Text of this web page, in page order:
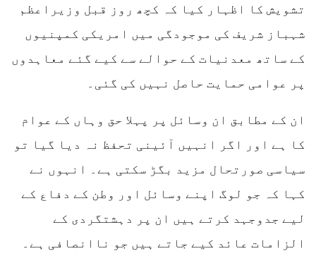
تشویش کا اظہار کیا کہ کچھ روز قبل وزیراعظم
شہباز شریف کی موجودگی میں امریکی کمپنیوں
کے ساتھ معدنیات کے حوالے سے کیے گئے معاہدوں
پر عوامی حمایت حاصل نہیں کی گئی۔
ان کے مطابق ان وسائل پر پہلا حق وہاں کے عوام
کا ہے اور اگر انہیں آئینی تحفظ نہ دیا گیا تو
سیاسی صورتحال مزید بگڑ سکتی ہے۔ انہوں نے
کہا کہ جو لوگ اپنے وسائل اور وطن کے دفاع کے
لیے جدوجہد کرتے ہیں ان پر دہشتگردی کے
الزامات عائد کیے جاتے ہیں جو ناانصافی ہے۔